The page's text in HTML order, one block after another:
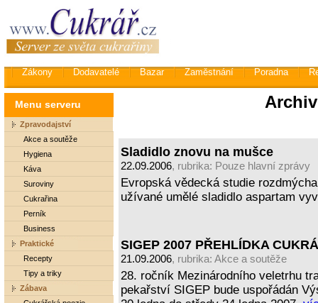
Zákony Dodavatelé Bazar Zaměstnání Poradna
Menu serveru
Zpravodajství
Akce a soutěže
Hygiena
Káva
Suroviny
Cukrařina
Perník
Business
Praktické
Recepty
Tipy a triky
Zábava
Sladidlo znovu na mušce
22.09.2006, rubrika: Pouze hlavní zprávy
Evropská vědecká studie
užívané umělé sladidlo aspartam
SIGEP 2007 PŘEHLÍDKA
21.09.2006, rubrika: Akce a soutěže
28. ročník Mezinárodního veletrhu
pekařství SIGEP bude uspořádán